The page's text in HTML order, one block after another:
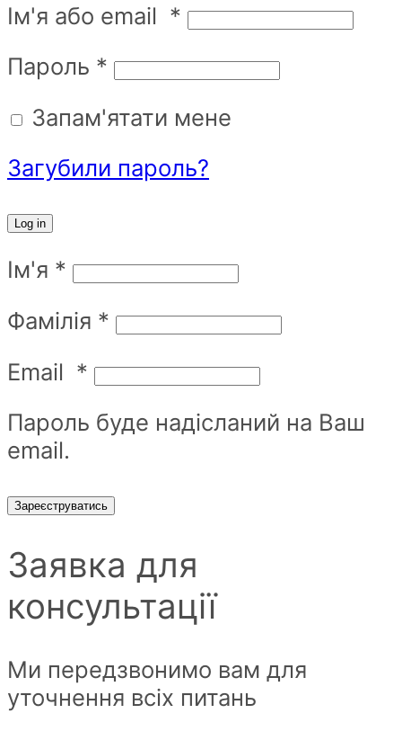
Ім'я або email *
Пароль *
Запам'ятати мене
Загубили пароль?
Log in
Ім'я *
Фамілія *
Email *
Пароль буде надісланий на Ваш
email.
Зареєструватись
Заявка для
консультації
Ми передзвонимо вам для
уточнення всіх питань